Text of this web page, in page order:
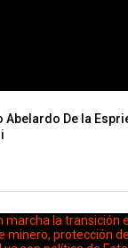
Abelardo De la